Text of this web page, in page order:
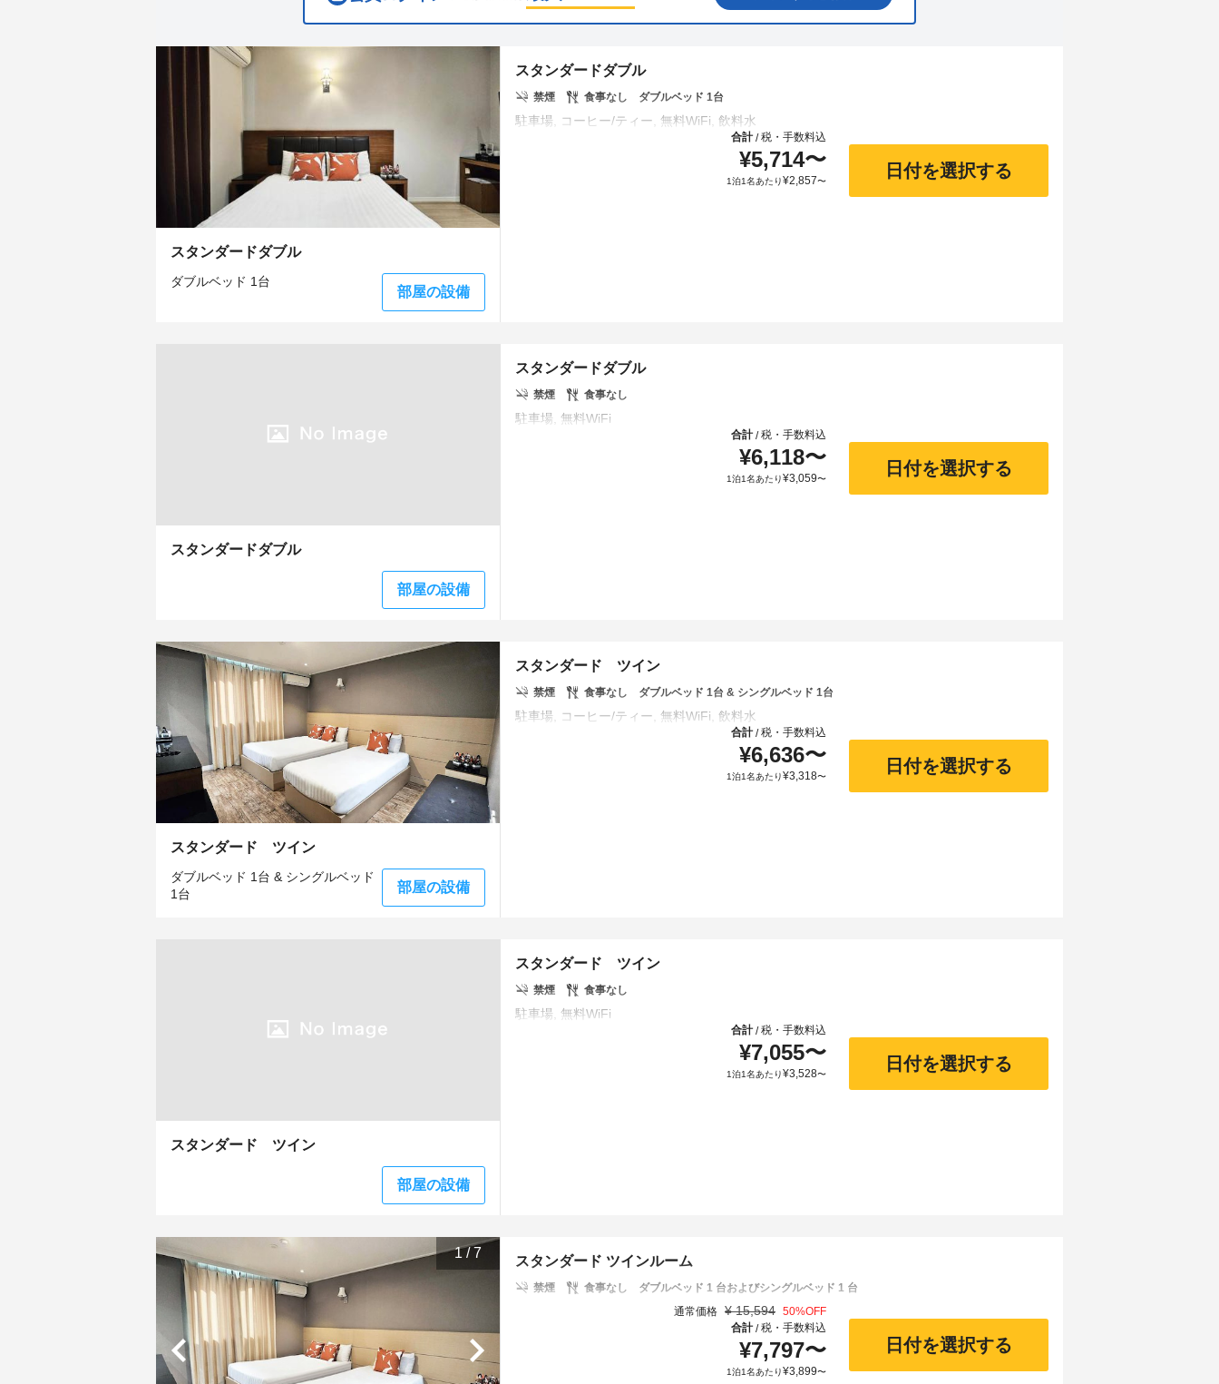
スタンダードダブル
ダブルベッド 1台
部屋の設備
スタンダードダブル
禁煙 食事なし ダブルベッド 1台
合計/税・手数料込
¥5,714〜
1泊1名あたり¥2,857〜
日付を選択する
スタンダードダブル
部屋の設備
スタンダードダブル
禁煙 食事なし
合計/税・手数料込
¥6,118〜
1泊1名あたり¥3,059〜
日付を選択する
スタンダード ツイン
ダブルベッド 1台 & シングルベッド
1台
部屋の設備
スタンダード ツイン
禁煙 食事なし ダブルベッド 1台 & シングルベッド 1台
合計/税・手数料込
¥6,636〜
1泊1名あたり¥3,318〜
日付を選択する
スタンダード ツイン
部屋の設備
スタンダード ツイン
禁煙 食事なし
合計/税・手数料込
¥7,055〜
1泊1名あたり¥3,528〜
日付を選択する
1/7
スタンダード ツインルーム
禁煙 食事なし
ダブルベッド 1 台およびシングルベッド 1 台
通常価格 ¥ 15,594 50%OFF
合計/税・手数料込
¥7,797〜
1泊1名あたり¥3,899〜
日付を選択する